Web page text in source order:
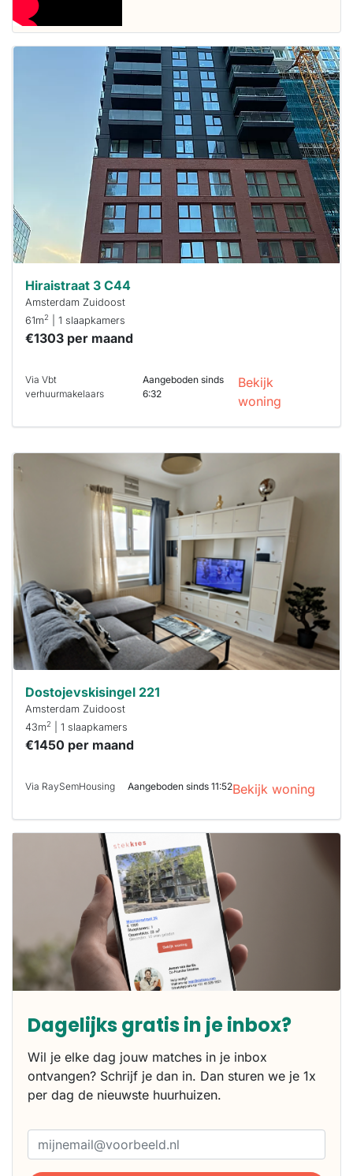
waarschijnlijk
maken moet je
Stekkies helpt
Hiraistraat 3 C44
Amsterdam Zuidoost
61m2 | 1 slaapkamers
€1303 per maand
Via Vbt
verhuurmakelaars
Aangeboden sinds
6:32
Bekijk
woning
waarschijnlijk
al verhuurd
Stekkies helpt
je hierbij!
Dostojevskisingel 221
Amsterdam Zuidoost
43m2 | 1 slaapkamers
€1450 per maand
Via RaySemHousing Aangeboden sinds 11:52Bekijk woning
Dagelijks gratis in je inbox?
Wil je elke dag jouw matches in je inbox
ontvangen? Schrijf je dan in. Dan sturen we je 1x
per dag de nieuwste huurhuizen.